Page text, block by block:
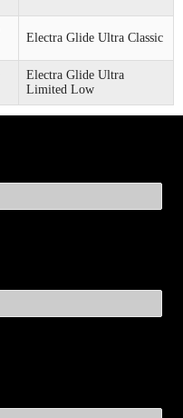
Electra Glide Ultra Classic
Electra Glide Ultra
Limited Low